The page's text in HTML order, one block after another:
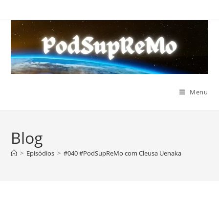
para
conteúdo
Menu
Blog
> Episódios > #040 #PodSupReMo com Cleusa Uenaka